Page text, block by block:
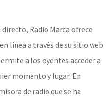
Radio Marca ofrece
línea a través de su sitio web
a los oyentes acceder a
momento y lugar. En
de radio que se ha